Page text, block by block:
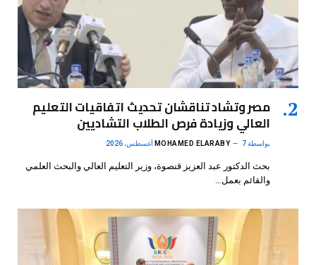
مصر وتشاد تناقشان تحديث اتفاقيات التعليم
العالي وزيادة فرص الطلاب التشاديين
بواسطة MOHAMED ELARABY 7 أغسطس، 2026
بحث الدكتور عبد العزيز قنصوة، وزير التعليم العالي والبحث العلمي
والقائم بعمل…